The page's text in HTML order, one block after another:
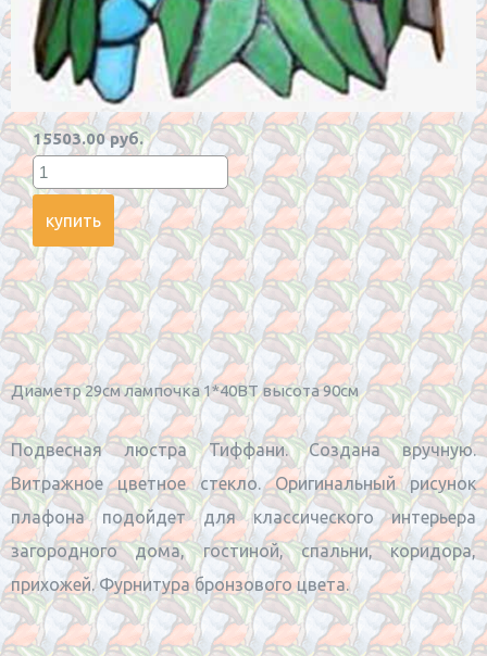
15503.00 руб.
Диаметр 29см лампочка 1*40BT высота 90см
Подвесная люстра Тиффани. Создана вручную.
Витражное цветное стекло. Оригинальный рисунок
плафона подойдет для классического интерьера
загородного дома, гостиной, спальни, коридора,
прихожей. Фурнитура бронзового цвета.